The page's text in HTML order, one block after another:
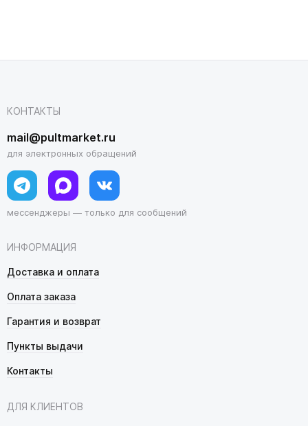
ИНФОРМАЦИЯ
Доставка и оплата
Оплата заказа
Гарантия и возврат
Пункты выдачи
Контакты
ДЛЯ КЛИЕНТОВ
КОНТАКТЫ
mail@pultmarket.ru
для электронных обращений
мессенджеры — только для сообщений